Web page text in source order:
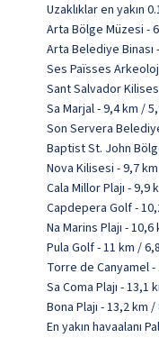
Uzaklıklar en yakın
Arta Bölge Müzesi -
Arta Belediye Binası
Ses Païsses
Sant Salvador
Sa Marjal - 9,4 km /
Son Servera
Baptist St. John
Nova Kilisesi - 9,7
Cala Millor Plajı - 9,9
Capdepera Golf -
Na Marins Plajı -
Pula Golf - 11 km /
Torre de Canyamel -
Sa Coma Plajı - 13,1
Bona Plajı - 13,2 km /
En yakın havaalanı